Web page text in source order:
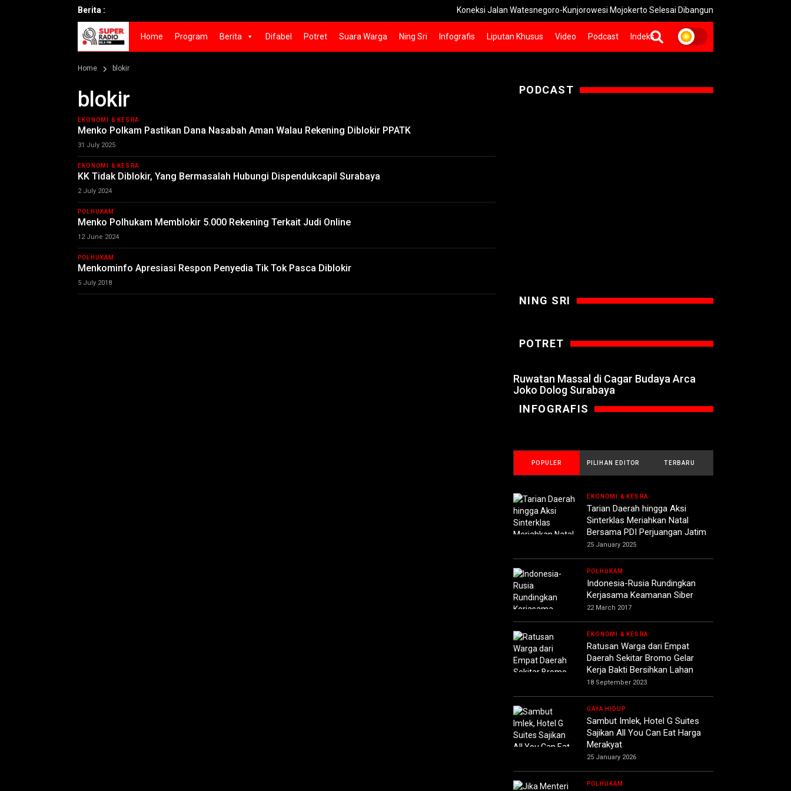
Berita : Koneksi Jalan Watesnegoro-Kunjorowesi Mojokerto Selesai Dibangun
Home Program Berita Difabel Potret Suara Warga Ning Sri Infografis Liputan Khusus Video Podcast Indeks
Home blokir
blokir
EKONOMI & KESRA
Menko Polkam Pastikan Dana Nasabah Aman Walau Rekening Diblokir PPATK
31 July 2025
EKONOMI & KESRA
KK Tidak Diblokir, Yang Bermasalah Hubungi Dispendukcapil Surabaya
2 July 2024
POLHUKAM
Menko Polhukam Memblokir 5.000 Rekening Terkait Judi Online
12 June 2024
POLHUKAM
Menkominfo Apresiasi Respon Penyedia Tik Tok Pasca Diblokir
5 July 2018
PODCAST
NING SRI
POTRET
Ruwatan Massal di Cagar Budaya Arca
Joko Dolog Surabaya
INFOGRAFIS
POPULER PILIHAN EDITOR TERBARU
EKONOMI & KESRA
Tarian Daerah hingga Aksi
Sinterklas Meriahkan Natal
Bersama PDI Perjuangan Jatim
25 January 2025
POLHUKAM
Indonesia-Rusia Rundingkan
Kerjasama Keamanan Siber
22 March 2017
EKONOMI & KESRA
Ratusan Warga dari Empat
Daerah Sekitar Bromo Gelar
Kerja Bakti Bersihkan Lahan
18 September 2023
GAYA HIDUP
Sambut Imlek, Hotel G Suites
Sajikan All You Can Eat Harga
Merakyat
25 January 2026
POLHUKAM